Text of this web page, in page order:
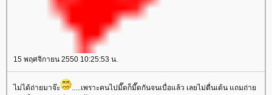
15 พฤศจิกายน 2550 10:25:53 น.
ไม่ได้ถ่ายมาจ๊ะ
.....เพราะคนไปมี๊ดก็มี๊ดกันจนเบื่อแล้ว เลยไม่ตื่นเต้น แถมถ่า